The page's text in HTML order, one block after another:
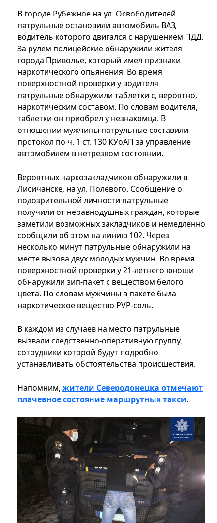
В городе Рубежное на ул. Освободителей
патрульные остановили автомобиль ВАЗ,
водитель которого двигался с нарушением ПДД.
За рулем полицейские обнаружили жителя
города Приволье, который имел признаки
наркотического опьянения. Во время
поверхностной проверки у водителя
патрульные обнаружили таблетки с, вероятно,
наркотическим составом. По словам водителя,
таблетки он приобрел у незнакомца. В
отношении мужчины патрульные составили
протокол по ч. 1 ст. 130 КУоАП за управление
автомобилем в нетрезвом состоянии.
Вероятных наркозакладчиков обнаружили в
Лисичанске, на ул. Полевого. Сообщение о
подозрительной личности патрульные
получили от неравнодушных граждан, которые
заметили возможных закладчиков и немедленно
сообщили об этом на линию 102. Через
несколько минут патрульные обнаружили на
месте вызова двух молодых мужчин. Во время
поверхностной проверки у 21-летнего юноши
обнаружили зип-пакет с веществом белого
цвета. По словам мужчины в пакете была
наркотическое вещество PVP-соль.
В каждом из случаев на место патрульные
вызвали следственно-оперативную группу,
сотрудники которой будут подробно
устанавливать обстоятельства происшествия.
Напомним, жители Северодонецка отмечают
плачевное состояние маршрутных такси.